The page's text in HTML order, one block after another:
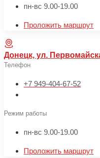
пн-вс 9.00-19.00
Проложить маршрут
Донецк, ул.
Телефон
+7 949-404-67-52
Режим работы
пн-вс 9.00-19.00
Проложить маршрут